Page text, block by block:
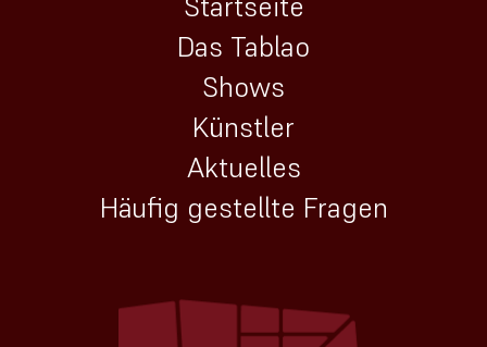
Startseite
Das Tablao
Shows
Künstler
Aktuelles
Häufig gestellte Fragen